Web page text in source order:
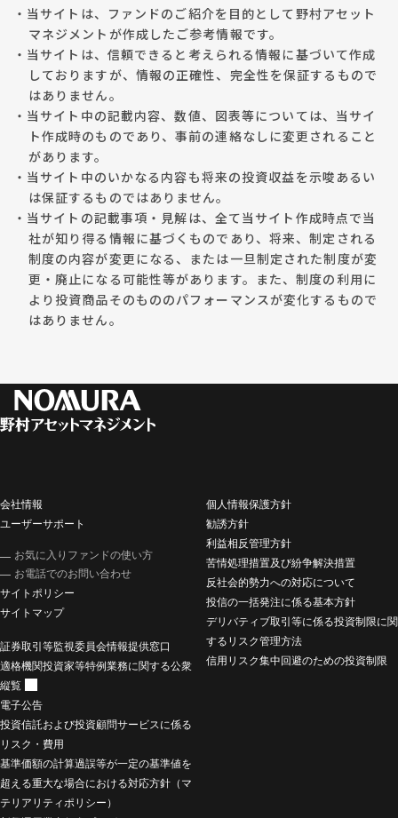
・当サイトは、ファンドのご紹介を目的として野村アセット
マネジメントが作成したご参考情報です。
・当サイトは、信頼できると考えられる情報に基づいて作成
しておりますが、情報の正確性、完全性を保証するもので
はありません。
・当サイト中の記載内容、数値、図表等については、当サイ
ト作成時のものであり、事前の連絡なしに変更されること
があります。
・当サイト中のいかなる内容も将来の投資収益を示唆あるい
は保証するものではありません。
・当サイトの記載事項・見解は、全て当サイト作成時点で当
社が知り得る情報に基づくものであり、将来、制定される
制度の内容が変更になる、または一旦制定された制度が変
更・廃止になる可能性等があります。また、制度の利用に
より投資商品そのもののパフォーマンスが変化するもので
はありません。